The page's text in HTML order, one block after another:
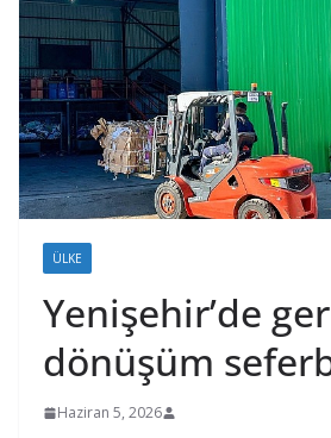
ÜLKE
Yenişehir’de
dönüşüm
Haziran 5, 2026